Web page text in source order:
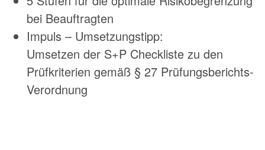
bei Beauftragten
Impuls – Umsetzungstipp:
Umsetzen der S+P Checkliste zu den
Prüfkriterien gemäß § 27 Prüfungsberichts-
Verordnung